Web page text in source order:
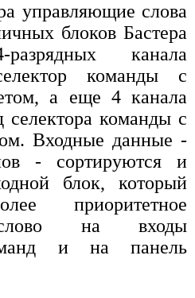
управляющие слова
блоков Бастера
канала
команды с
а еще 4 канала
селектора команды с
Входные данные -
- сортируются и
блок, который
приоритетное
на входы
и на панель